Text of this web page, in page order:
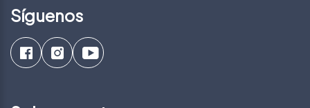
Síguenos